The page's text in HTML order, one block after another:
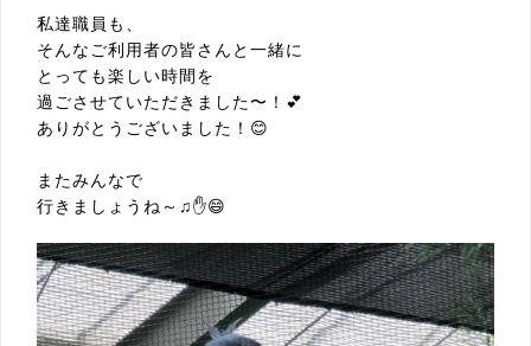
私達職員も、
そんなご利用者の皆さんと一緒に
とっても楽しい時間を
過ごさせていただきました〜！💕
ありがとうございました！😊
またみんなで
行きましょうね～♫✋😄